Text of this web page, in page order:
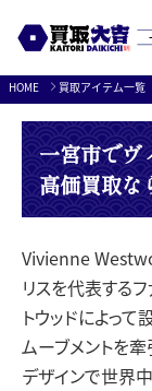
Skip
to
content
HOME 買取アイテム一覧
一宮市でヴ
高価買取な
Vivienne
リスを代表するフ
トウッドによっ
ムーブメントを
デザインで世界